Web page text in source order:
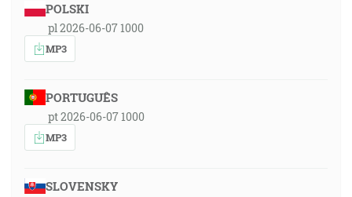
POLSKI
pl 2026-06-07 1000
MP3
PORTUGUÊS
pt 2026-06-07 1000
MP3
SLOVENSKY